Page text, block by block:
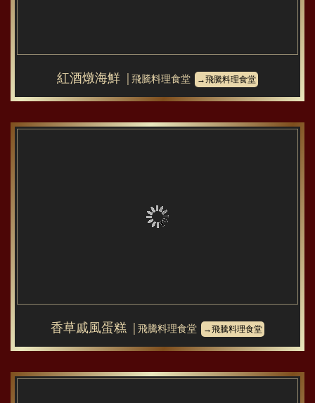
紅酒燉海鮮 │飛騰料理食堂 →飛騰料理食堂
香草戚風蛋糕 │飛騰料理食堂 →飛騰料理食堂